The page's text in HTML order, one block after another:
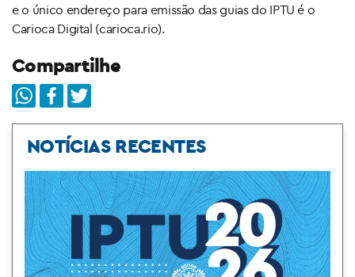
e o único endereço para emissão das guias do IPTU é o
Carioca Digital (carioca.rio).
Compartilhe
NOTÍCIAS RECENTES